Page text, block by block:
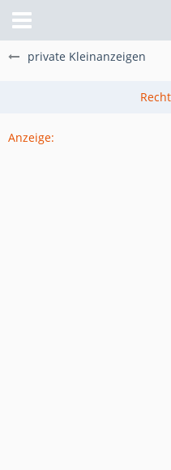
private Kleinanzeigen
Anzeige: